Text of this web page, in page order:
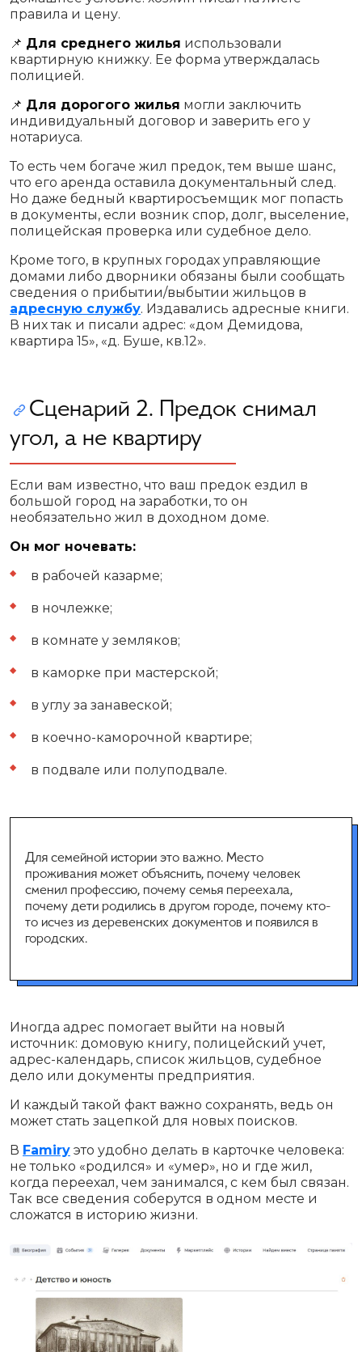
правила и цену.
📌 Для среднего жилья использовали
квартирную книжку. Ее форма утверждалась
полицией.
📌 Для дорогого жилья могли заключить
индивидуальный договор и заверить его у
нотариуса.
То есть чем богаче жил предок, тем выше шанс,
что его аренда оставила документальный след.
Но даже бедный квартиросъемщик мог попасть
в документы, если возник спор, долг, выселение,
полицейская проверка или судебное дело.
Кроме того, в крупных городах управляющие
домами либо дворники обязаны были сообщать
сведения о прибытии/выбытии жильцов в
адресную службу. Издавались адресные книги.
В них так и писали адрес: «дом Демидова,
квартира 15», «д. Буше, кв.12».
Сценарий 2. Предок снимал
угол, а не квартиру
Если вам известно, что ваш предок ездил в
большой город на заработки, то он
необязательно жил в доходном доме.
Он мог ночевать:
в рабочей казарме;
в ночлежке;
в комнате у земляков;
в каморке при мастерской;
в углу за занавеской;
в коечно-каморочной квартире;
в подвале или полуподвале.
Для семейной истории это важно. Место
проживания может объяснить, почему человек
сменил профессию, почему семья переехала,
почему дети родились в другом городе, почему кто-
то исчез из деревенских документов и появился в
городских.
Иногда адрес помогает выйти на новый
источник: домовую книгу, полицейский учет,
адрес-календарь, список жильцов, судебное
дело или документы предприятия.
И каждый такой факт важно сохранять, ведь он
может стать зацепкой для новых поисков.
В Famiry это удобно делать в карточке человека:
не только «родился» и «умер», но и где жил,
когда переехал, чем занимался, с кем был связан.
Так все сведения соберутся в одном месте и
сложатся в историю жизни.